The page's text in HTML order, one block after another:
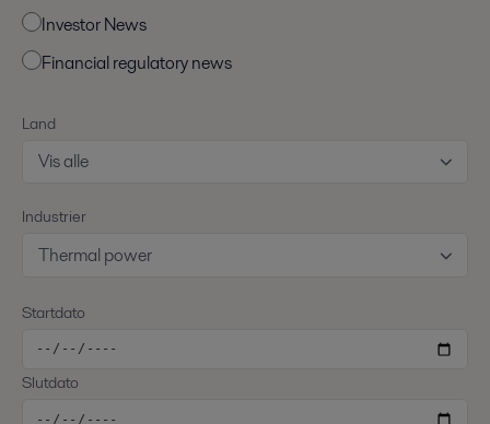
Investor News
Financial regulatory news
Land
Vis alle
Industrier
Thermal power
Startdato
Slutdato